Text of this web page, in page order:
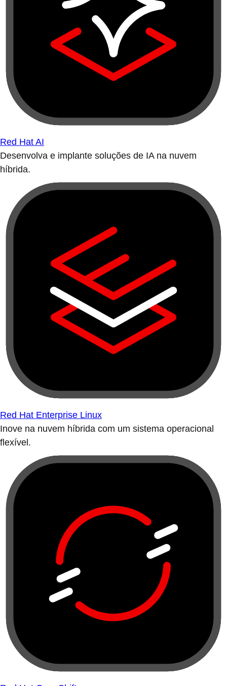
Red Hat AI
Desenvolva e implante soluções de IA na nuvem
híbrida.
Red Hat Enterprise Linux
Inove na nuvem híbrida com um sistema operacional
flexível.